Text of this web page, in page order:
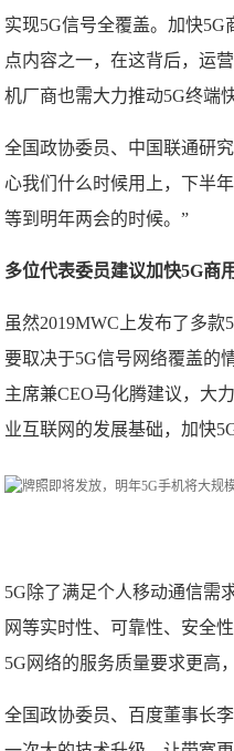
实现5G信号全覆盖。加快5G
点内容之一，在这背后，运
机厂商也需大力推动5G终端
全国政协委员、中国联通研
心我们什么时候用上，下半
等到明年两会的时候。”
多位代表委员建议加快5G商用
虽然2019MWC上发布了多
要取决于5G信号网络覆盖的
主席兼CEO马化腾建议，大
业互联网的发展基础，加快
5G除了满足个人移动通信需
网等实时性、可靠性、安全
5G网络的服务质量要求更高
全国政协委员、百度董事长